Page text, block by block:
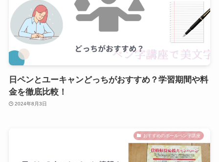
日ペンとユーキャンどっちがおすすめ？学習期間や料
金を徹底比較！
2024年8月3日
おすすめのボールペン字講座